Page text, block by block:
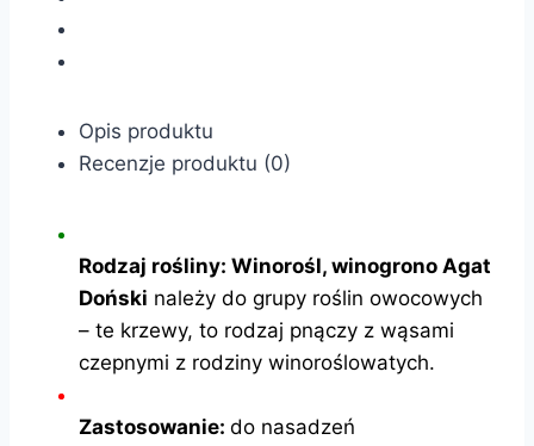
Opis produktu
Recenzje produktu (0)
Rodzaj rośliny: Winorośl, winogrono Agat
Doński należy do grupy roślin owocowych
– te krzewy, to rodzaj pnączy z wąsami
czepnymi z rodziny winoroślowatych.
Zastosowanie: do nasadzeń